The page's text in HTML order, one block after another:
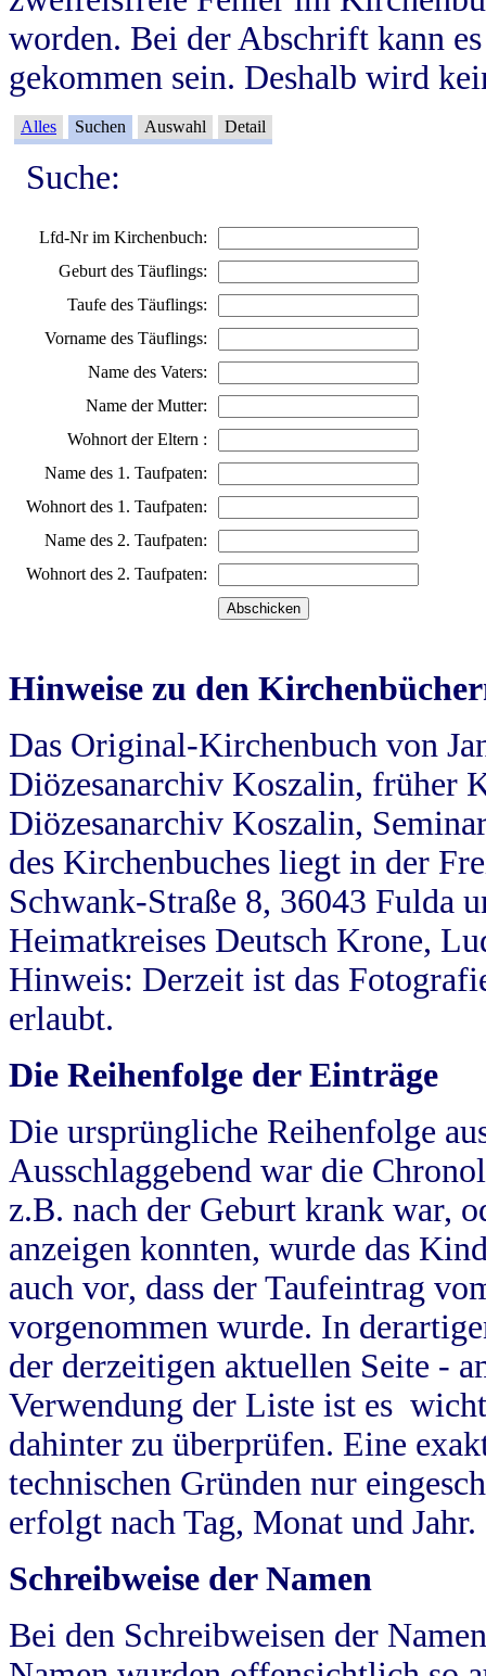
worden. Bei der Abschrift kann
gekommen sein. Deshalb wird
Alles Suchen Auswahl Detail
Suche:
Lfd-Nr im Kirchenbuch:
Geburt des Täuflings:
Taufe des Täuflings:
Vorname des Täuflings:
Name des Vaters:
Name der Mutter:
Wohnort der Eltern :
Name des 1. Taufpaten:
Wohnort des 1. Taufpaten:
Name des 2. Taufpaten:
Wohnort des 2. Taufpaten:
Hinweise zu den
Das Original-Kirchenbuch von
Diözesanarchiv Koszalin, früher
Diözesanarchiv Koszalin,
des Kirchenbuches liegt in der
Schwank-Straße 8, 36043 Fulda
Heimatkreises Deutsch Krone,
Hinweis: Derzeit ist das
erlaubt.
Die Reihenfolge der Einträge
Die ursprüngliche Reihenfolge
Ausschlaggebend war die
z.B. nach der Geburt krank war,
anzeigen konnten, wurde das
auch vor, dass der Taufeintrag
vorgenommen wurde. In
der derzeitigen aktuellen Seite -
Verwendung der Liste ist es
dahinter zu überprüfen. Eine
technischen Gründen nur
erfolgt nach Tag, Monat und Jahr.
Schreibweise der Namen
Bei den Schreibweisen der